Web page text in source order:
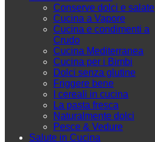
Conserve dolci e salate
Cucina a Vapore
Cucina e condimenti a
Crudo
Cucina Mediterranea
Cucina per i Bimbi
Dolci senza glutine
Friggere bene
I cereali in cucina
La pasta fresca
Naturalmente dolci
Pesce & Vedure
Salute in Cucina